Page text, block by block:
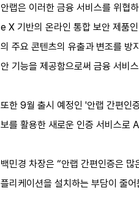
안랩은 이러한 금융 서비스를 위협
e X 기반의 온라인 통합 보안 제품
의 주요 콘텐츠의 유출과 변조를 방
안 기능을 제공함으로써 금융 서비
또한 9월 출시 예정인 '안랩 간편인
보를 활용한 새로운 인증 서비스로
백민경 차장은 “안랩 간편인증은
플리케이션을 설치하는 부담이 줄